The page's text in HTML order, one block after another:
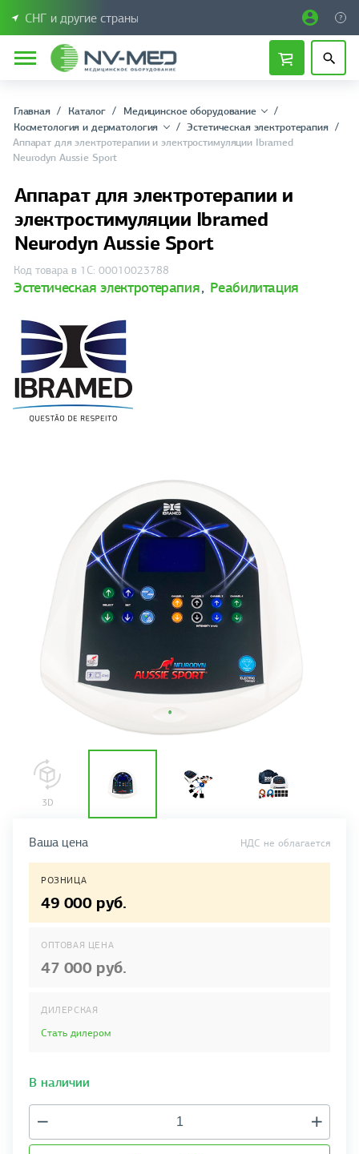
СНГ и другие страны
Главная Каталог
Медицинское оборудование
Косметология и дерматология
Эстетическая электротерапия
Аппарат для электротерапии и электростимуляции Ibramed
Neurodyn Aussie Sport
Аппарат для электротерапии и
электростимуляции Ibramed
Neurodyn Aussie Sport
Код товара в 1С: 00010023788
Эстетическая электротерапия, Реабилитация
Ваша цена НДС не облагается
РОЗНИЦА
49 000 руб.
ОПТОВАЯ ЦЕНА
47 000 руб.
ДИЛЕРСКАЯ
Стать дилером
В наличии